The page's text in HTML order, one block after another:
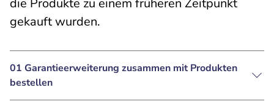
die Produkte zu einem früheren Zeitpunkt
gekauft wurden.
01 Garantieerweiterung zusammen mit Produkten
bestellen